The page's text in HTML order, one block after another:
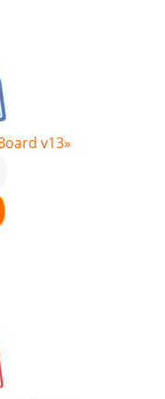
v13»